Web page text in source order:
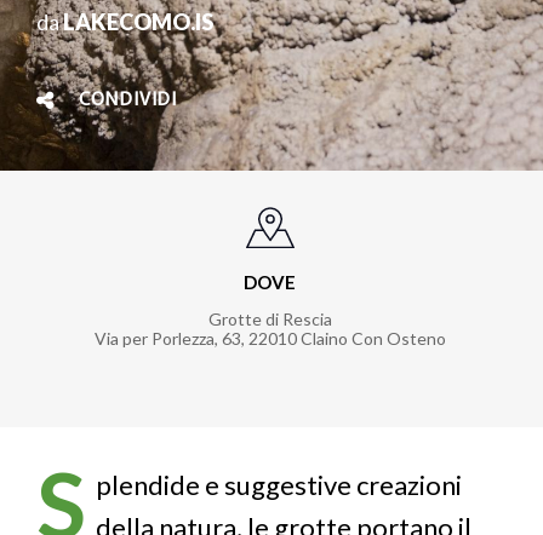
daLAKECOMO.IS
CONDIVIDI
DOVE
Grotte di Rescia
Via per Porlezza, 63, 22010 Claino Con Osteno
S plendide e suggestive creazioni
della natura, le grotte portano il